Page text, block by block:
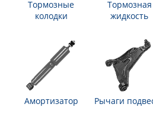
Тормозные
колодки
Тормозная
жидкость
Амортизатор Рычаги